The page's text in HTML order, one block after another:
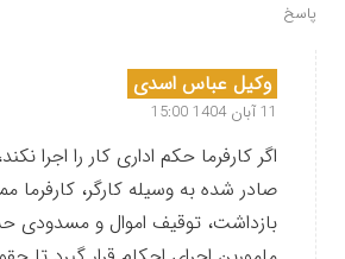
پاسخ
وکیل عباس اسدی
11 آبان 1404 15:00
اگر کارفرما حکم اداری کار را اجرا
صادر شده به وسیله کارگر،
بازداشت، توقیف اموال و